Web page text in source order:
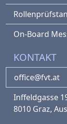
On-Board
KONTAKT
office@fvt.at
Inffeldgasse
8010 Graz,